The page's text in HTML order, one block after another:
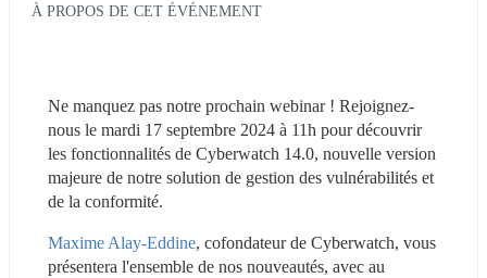
À PROPOS DE CET ÉVÉNEMENT
Ne manquez pas notre prochain webinar ! Rejoignez-
nous le mardi 17 septembre 2024 à 11h pour découvrir
les fonctionnalités de Cyberwatch 14.0, nouvelle version
majeure de notre solution de gestion des vulnérabilités et
de la conformité.
Maxime Alay-Eddine, cofondateur de Cyberwatch, vous
présentera l'ensemble de nos nouveautés, avec au